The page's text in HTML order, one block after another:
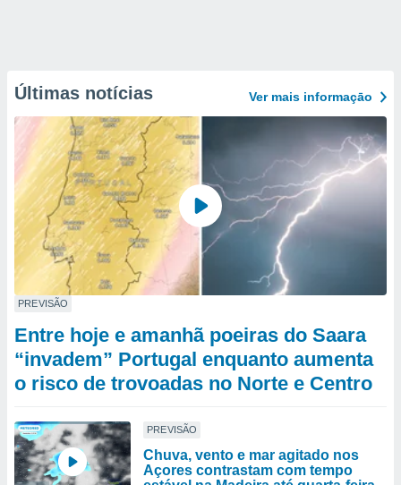
Últimas notícias Ver mais informaçāo
PREVISÃO
Entre hoje e amanhã poeiras do Saara
“invadem” Portugal enquanto aumenta
o risco de trovoadas no Norte e Centro
PREVISÃO
Chuva, vento e mar agitado nos
Açores contrastam com tempo